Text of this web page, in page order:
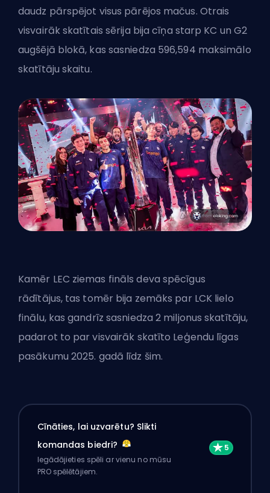
daudz pārspējot visus pārējos mačus. Otrais
visvairāk skatītais sērija bija cīņa starp KC un G2
augšējā blokā, kas sasniedza 596,594 maksimālo
skatītāju skaitu.
Kamēr LEC ziemas fināls deva spēcīgus
rādītājus, tas tomēr bija zemāks par LCK lielo
finālu, kas gandrīz sasniedza 2 miljonus skatītāju,
padarot to par visvairāk skatīto Leģendu līgas
pasākumu 2025. gadā līdz šim.
Cīnāties, lai uzvarētu? Slikti
komandas biedri?
Iegādājieties spēli ar vienu no mūsu
PRO spēlētājiem.